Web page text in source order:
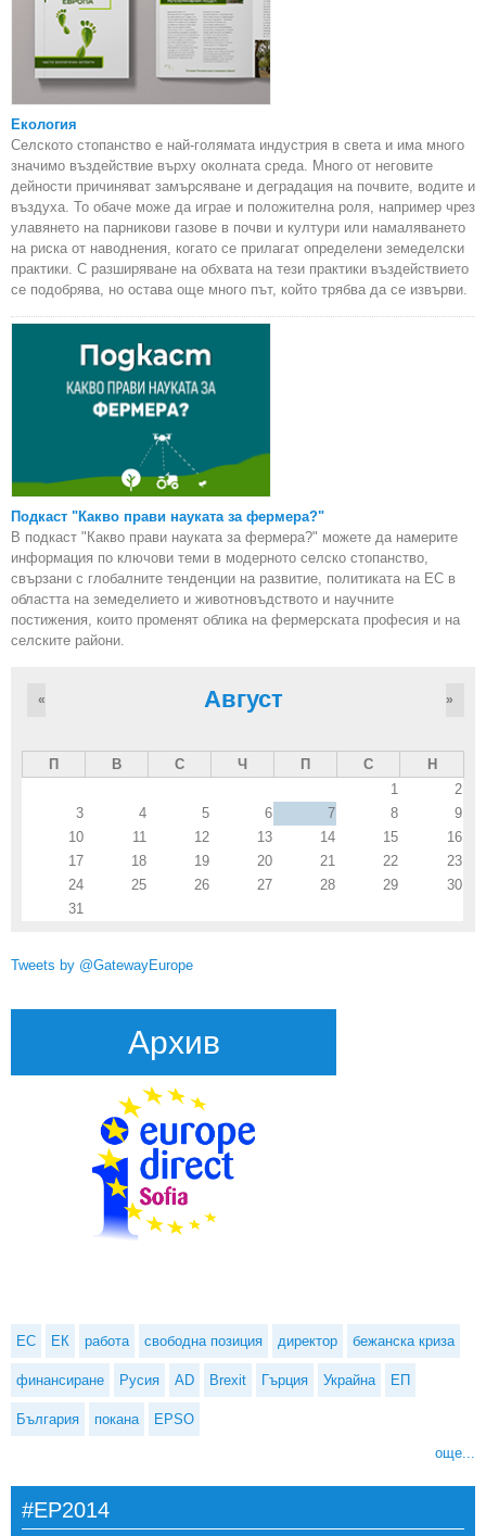
Екология
Селското стопанство е най-голямата индустрия в света и има много
значимо въздействие върху околната среда. Много от неговите
дейности причиняват замърсяване и деградация на почвите, водите и
въздуха. То обаче може да играе и положителна роля, например чрез
улавянето на парникови газове в почви и култури или намаляването
на риска от наводнения, когато се прилагат определени земеделски
практики. С разширяване на обхвата на тези практики въздействието
се подобрява, но остава още много път, който трябва да се извърви.
Подкаст "Какво прави науката за фермера?"
В подкаст "Какво прави науката за фермера?" можете да намерите
информация по ключови теми в модерното селско стопанство,
свързани с глобалните тенденции на развитие, политиката на ЕС в
областта на земеделието и животновъдството и научните
постижения, които променят облика на фермерската професия и на
селските райони.
Август
« »
П В С Ч П С
Н
1
2
3
4 5 6 7 8
9
10
11 12 13 14 15
16
17
18 19 20 21 22
23
24
25 26 27 28 29
30
31
Tweets by @GatewayEurope
Архив
ЕС ЕК работа свободна позиция директор бежанска криза
финансиране Русия AD Brexit Гърция Украйна ЕП
България покана EPSO
още...
#EP2014